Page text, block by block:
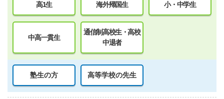
高1生 海外帰国生 小・中学生
中高一貫生
通信制高校生・高校
中退者
塾生の方 高等学校の先生